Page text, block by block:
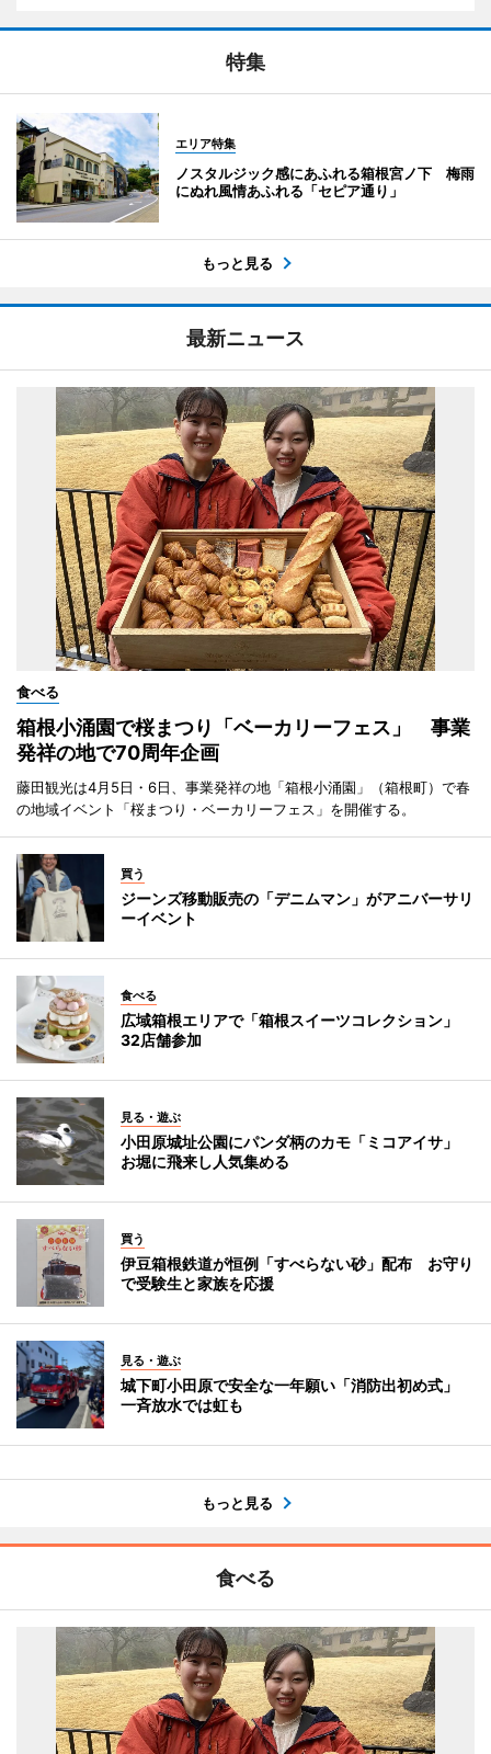
特集
エリア特集
ノスタルジック感にあふれる箱根宮ノ下 梅雨
にぬれ風情あふれる「セピア通り」
もっと見る
最新ニュース
食べる
箱根小涌園で桜まつり「ベーカリーフェス」 事業
発祥の地で70周年企画
藤田観光は4月5日・6日、事業発祥の地「箱根小涌園」（箱根町）で春
の地域イベント「桜まつり・ベーカリーフェス」を開催する。
買う
ジーンズ移動販売の「デニムマン」がアニバーサリ
ーイベント
食べる
広域箱根エリアで「箱根スイーツコレクション」
32店舗参加
見る・遊ぶ
小田原城址公園にパンダ柄のカモ「ミコアイサ」
お堀に飛来し人気集める
買う
伊豆箱根鉄道が恒例「すべらない砂」配布 お守り
で受験生と家族を応援
見る・遊ぶ
城下町小田原で安全な一年願い「消防出初め式」
一斉放水では虹も
もっと見る
食べる